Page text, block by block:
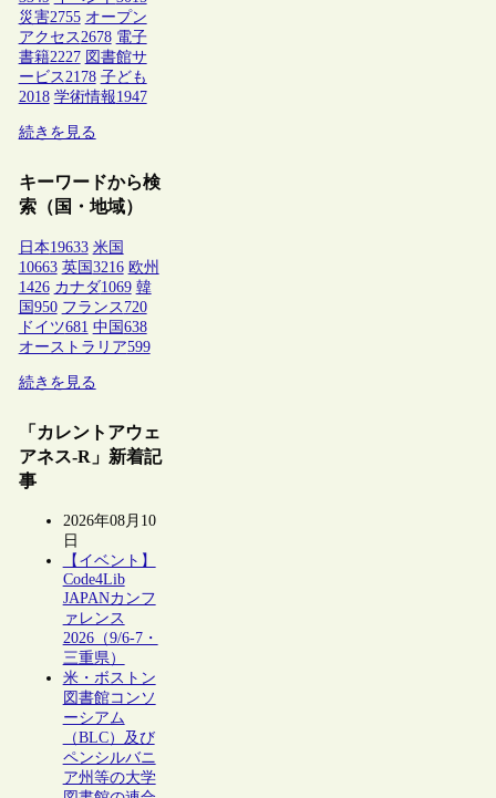
災害2755 オープン
アクセス2678 電子
書籍2227 図書館サ
ービス2178 子ども
2018 学術情報1947
続きを見る
キーワードから検
索（国・地域）
日本19633 米国
10663 英国3216 欧州
1426 カナダ1069 韓
国950 フランス 720
ドイツ681 中国638
オーストラリア599
続きを見る
「カレントアウェ
アネス-R」新着記
事
2026年08月10
日
【イベント】
Code4Lib
JAPANカンフ
ァレンス
2026（9/6-7・
三重県）
米・ボストン
図書館コンソ
ーシアム
（BLC）及び
ペンシルバニ
ア州等の大学